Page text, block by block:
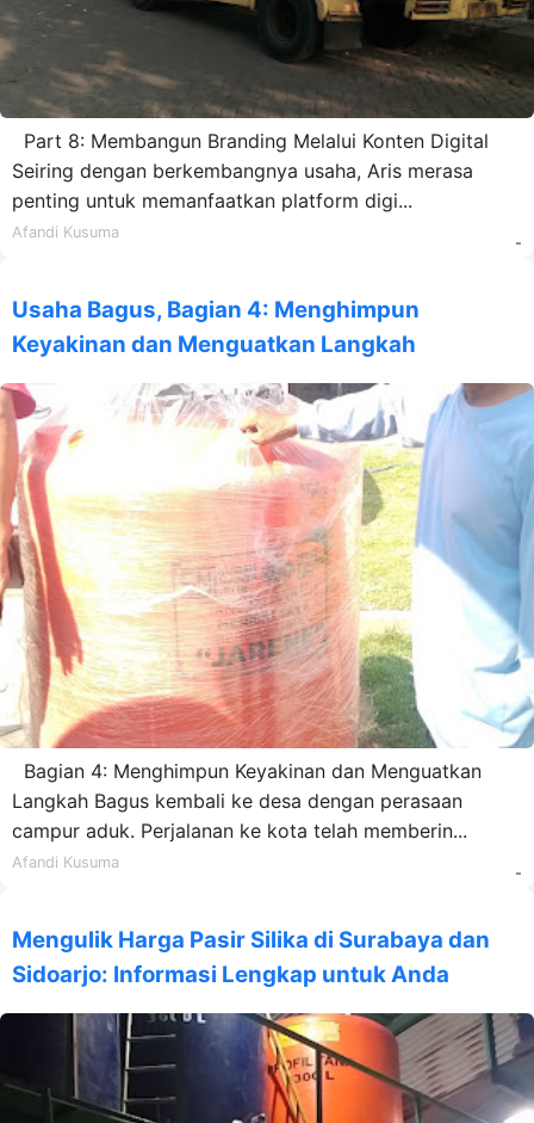
Part 8: Membangun Branding Melalui Konten Digital
Seiring dengan berkembangnya usaha, Aris merasa
penting untuk memanfaatkan platform digi...
Afandi Kusuma
-
Usaha Bagus, Bagian 4: Menghimpun
Keyakinan dan Menguatkan Langkah
Bagian 4: Menghimpun Keyakinan dan Menguatkan
Langkah Bagus kembali ke desa dengan perasaan
campur aduk. Perjalanan ke kota telah memberin...
Afandi Kusuma
-
Mengulik Harga Pasir Silika di Surabaya dan
Sidoarjo: Informasi Lengkap untuk Anda